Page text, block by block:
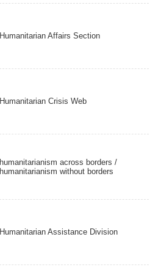
Humanitarian Affairs Section
Humanitarian Crisis Web
humanitarianism across borders /
humanitarianism without borders
Humanitarian Assistance Division